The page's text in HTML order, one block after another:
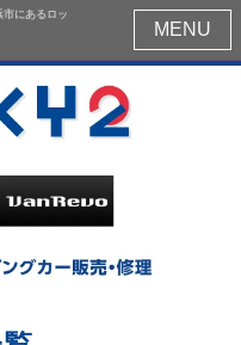
にあるロッ
MENU